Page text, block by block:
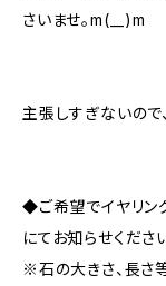
さいませ。m(__)m
主張しすぎないの
◆ご希望でイヤリン
にてお知らせくだ
※石の大きさ、長さ